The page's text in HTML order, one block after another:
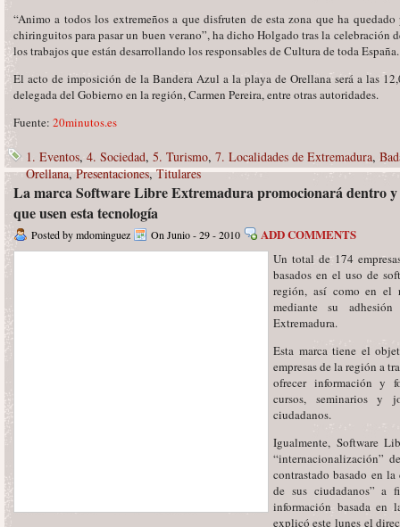
“Animo a todos los extremeños a que disfruten de esta zona que ha
chiringuitos para pasar un buen verano”, ha dicho Holgado tras la celebración
los trabajos que están desarrollando los responsables de Cultura de toda España.
El acto de imposición de la Bandera Azul a la playa de Orellana será a las
delegada del Gobierno en la región, Carmen Pereira, entre otras autoridades.
Fuente: 20minutos.es
1. Eventos, 4. Sociedad, 5. Turismo, 7. Localidades de Extremadura,
Orellana,Presentaciones,Titulares
La marca Software Libre Extremadura promocionará dentro y
que usen esta tecnología
Posted by mdominguez On Junio - 29 - 2010 ADD COMMENTS
Un total de 174
basados en el uso de
región, así como en el
mediante su
Extremadura.
Esta marca tiene el
empresas de la región a
ofrecer información y
cursos, seminarios y
ciudadanos.
Igualmente, Software
“internacionalización”
contrastado basado en
de sus ciudadanos” a
información basada en
explicó este lunes el